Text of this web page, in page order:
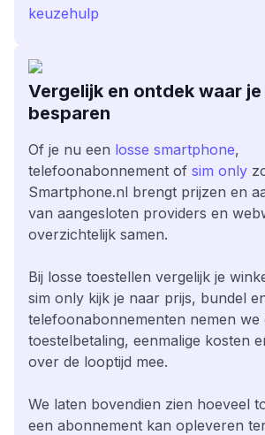
keuzehulp
Vergelijk en ontdek waar
besparen
Of je nu een losse smartphone,
telefoonabonnement of sim only
Smartphone.nl brengt prijzen en
van aangesloten providers en
overzichtelijk samen.
Bij losse toestellen vergelijk je
sim only kijk je naar prijs, bundel
telefoonabonnementen nemen we
toestelbetaling, eenmalige kosten
over de looptijd mee.
We laten bovendien zien hoeveel
een abonnement kan opleveren